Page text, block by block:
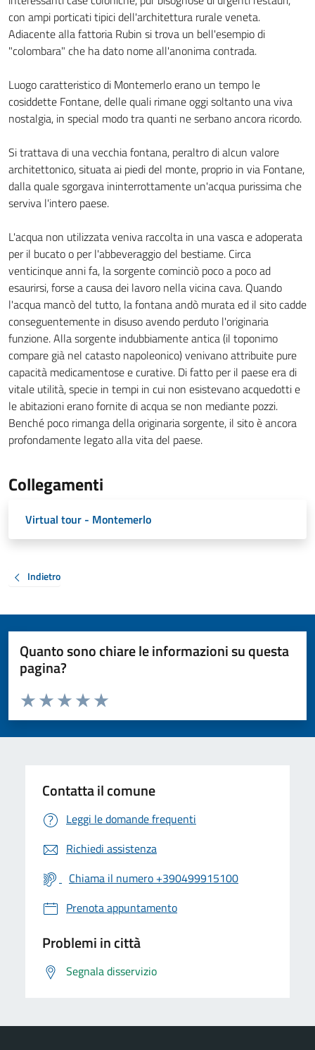
con ampi porticati tipici dell'architettura rurale veneta.
Adiacente alla fattoria Rubin si trova un bell'esempio di
"colombara" che ha dato nome all'anonima contrada.
Luogo caratteristico di Montemerlo erano un tempo le
cosiddette Fontane, delle quali rimane oggi soltanto una viva
nostalgia, in special modo tra quanti ne serbano ancora ricordo.
Si trattava di una vecchia fontana, peraltro di alcun valore
architettonico, situata ai piedi del monte, proprio in via Fontane,
dalla quale sgorgava ininterrottamente un'acqua purissima che
serviva l'intero paese.
L'acqua non utilizzata veniva raccolta in una vasca e adoperata
per il bucato o per l'abbeveraggio del bestiame. Circa
venticinque anni fa, la sorgente cominciò poco a poco ad
esaurirsi, forse a causa dei lavoro nella vicina cava. Quando
l'acqua mancò del tutto, la fontana andò murata ed il sito cadde
conseguentemente in disuso avendo perduto l'originaria
funzione. Alla sorgente indubbiamente antica (il toponimo
compare già nel catasto napoleonico) venivano attribuite pure
capacità medicamentose e curative. Di fatto per il paese era di
vitale utilità, specie in tempi in cui non esistevano acquedotti e
le abitazioni erano fornite di acqua se non mediante pozzi.
Benché poco rimanga della originaria sorgente, il sito è ancora
profondamente legato alla vita del paese.
Collegamenti
Virtual tour - Montemerlo
Indietro
Quanto sono chiare le informazioni su questa
pagina?
Valuta da 1 a 5 stelle la pagina
Valuta 5 stelle su 5
Valuta 4 stelle su 5
Valuta 3 stelle su 5
Valuta 2 stelle su 5
Valuta 1 stelle su 5
Contatta il comune
Leggi le domande frequenti
Richiedi assistenza
Chiama il numero +390499915100
Prenota appuntamento
Problemi in città
Segnala disservizio